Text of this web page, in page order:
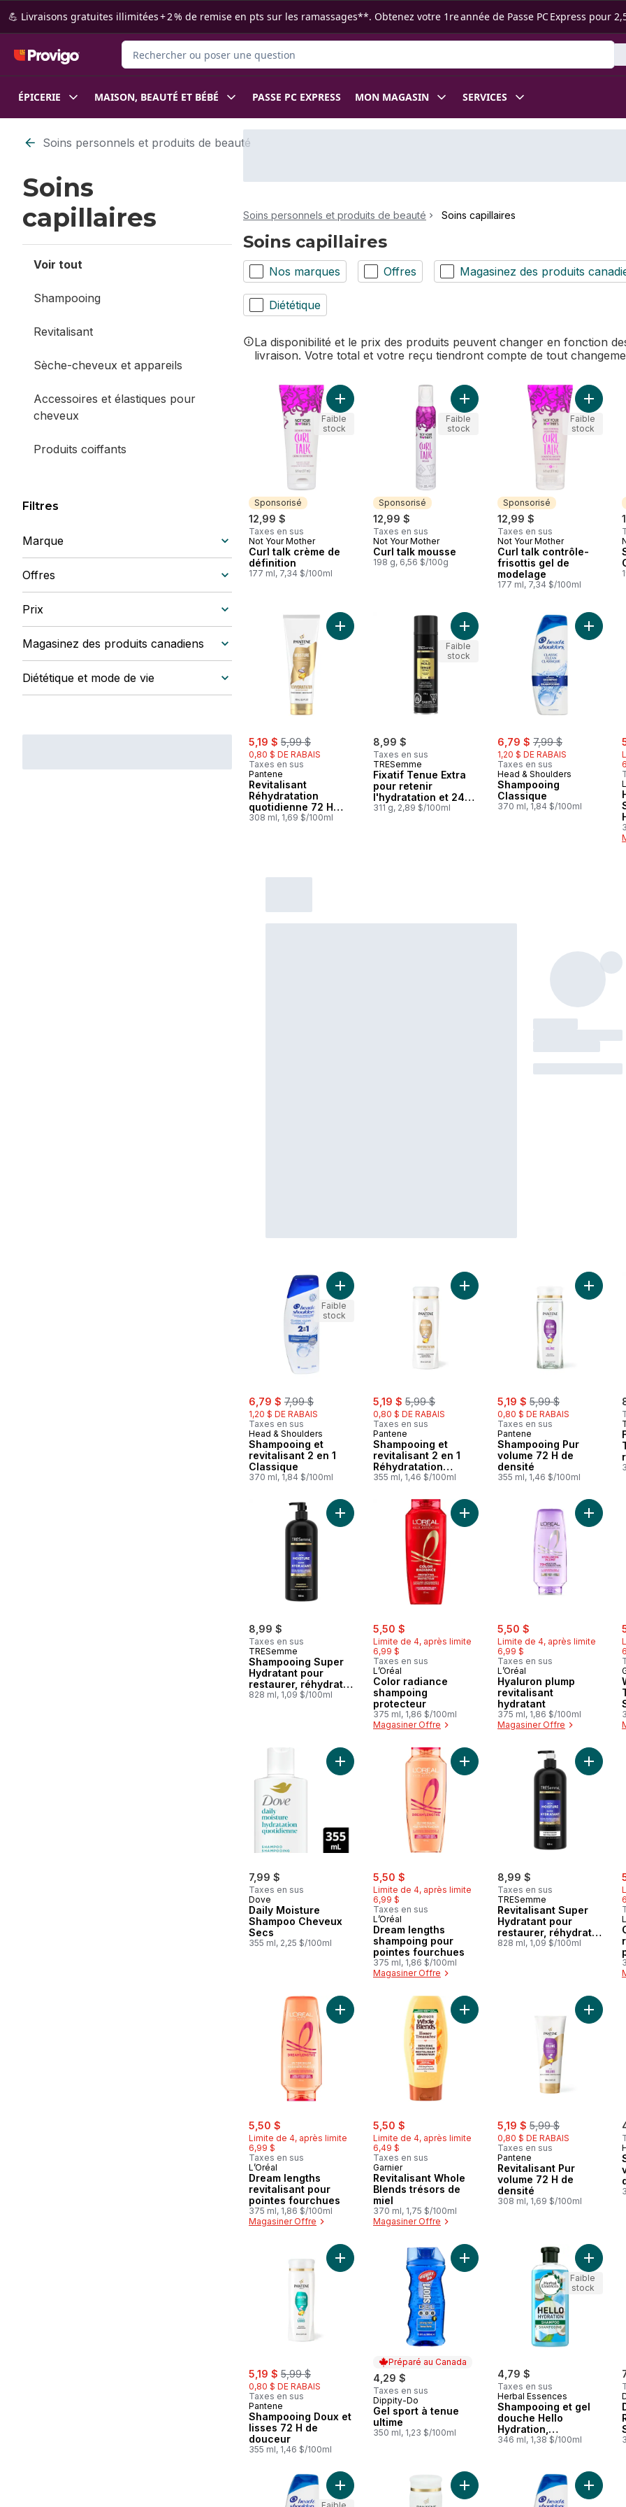
Passer au contenu principal
Passer au pied de page
💪 Livraisons gratuites illimitées + 2 % de remise en pts sur les ramassages**. Obtenez votre 1re année de Passe PC Express pour
Rechercher des produits
ÉPICERIE MAISON, BEAUTÉ ET BÉBÉ PASSE PC EXPRESS MON MAGASIN SERVICES
Passer au filtrage du contenu
Soins personnels et produits de beauté
Soins
capillaires
Voir tout
Shampooing
Revitalisant
Sèche-cheveux et appareils
Accessoires et élastiques pour
cheveux
Produits coiffants
Filtres
Marque
Offres
Prix
Magasinez des produits canadiens
Diététique et mode de vie
Soins personnels et produits de beauté Soins capillaires
Soins capillaires
Nos marques Offres Magasinez des produits
Diététique
La disponibilité et le prix des produits peuvent changer en fonction
livraison. Votre total et votre reçu tiendront compte de tout
Sponsorisé
12,99 $
Taxes en sus
Sponsorisé
Not Your Mother
Curl talk crème de
définition
177 ml, 7,34 $/100ml
Ajouter Curl talk crème de définition au panier
Faible
stock
Sponsorisé
12,99 $
Taxes en sus
Sponsorisé
Not Your Mother
Curl talk mousse
198 g, 6,56 $/100g
Ajouter Curl talk mousse au panier
Faible
stock
Sponsorisé
12,99 $
Taxes en sus
Sponsorisé
Not Your Mother
Curl talk contrôle-
frisottis gel de
modelage
177 ml, 7,34 $/100ml
Ajouter
Faible
stock
sale:
5,19 $ , formerly:
5,99 $
0,80 $ DE RABAIS
Taxes en sus
Pantene
Revitalisant
Réhydratation
quotidienne 72 H
d’hydratation
308 ml, 1,69 $/100ml
Ajouter Revitalisant Réhydratation quotidienne 72 H
8,99 $
Taxes en sus
TRESemme
Fixatif Tenue Extra
pour retenir
l'hydratation et 24
heures de contrôle
311 g, 2,89 $/100ml
Ajouter Fixatif Tenue Extra pour
Faible
stock
sale:
6,79 $ , formerly:
7,99 $
1,20 $ DE RABAIS
Taxes en sus
Head & Shoulders
Shampooing
Classique
370 ml, 1,84 $/100ml
Ajouter
sale:
6,79 $ , formerly:
7,99 $
1,20 $ DE RABAIS
Taxes en sus
Head & Shoulders
Shampooing et
revitalisant 2 en 1
Classique
370 ml, 1,84 $/100ml
Ajouter Shampooing et revitalisant 2 en 1 Classique au panier
Faible
stock
sale:
5,19 $ , formerly:
5,99 $
0,80 $ DE RABAIS
Taxes en sus
Pantene
Shampooing et
revitalisant 2 en 1
Réhydratation
quotidienne
355 ml, 1,46 $/100ml
Ajouter Shampooing et revitalisant
sale:
5,19 $ , formerly:
5,99 $
0,80 $ DE RABAIS
Taxes en sus
Pantene
Shampooing Pur
volume 72 H de
densité
355 ml, 1,46 $/100ml
Ajouter
8,99 $
Taxes en sus
TRESemme
Shampooing Super
Hydratant pour
restaurer, réhydrater
et démêler les
828 ml, 1,09 $/100ml
Ajouter Shampooing Super Hydratant pour restaurer,
sale:
5,50 $
Limite de 4, après limite
6,99 $
Taxes en sus
L’Oréal
Color radiance
shampoing
protecteur
375 ml, 1,86 $/100ml
Magasiner Offre
Ajouter Color radiance shampoing
sale:
5,50 $
Limite de 4, après limite
6,99 $
Taxes en sus
L’Oréal
Hyaluron plump
revitalisant
hydratant
375 ml, 1,86 $/100ml
Magasiner Offre
Ajouter
7,99 $
Taxes en sus
Dove
Daily Moisture
Shampoo Cheveux
Secs
355 ml, 2,25 $/100ml
Ajouter Daily Moisture Shampoo Cheveux Secs au panier
sale:
5,50 $
Limite de 4, après limite
6,99 $
Taxes en sus
L’Oréal
Dream lengths
shampoing pour
pointes fourchues
375 ml, 1,86 $/100ml
Magasiner Offre
Ajouter Dream lengths shampoing
8,99 $
Taxes en sus
TRESemme
Revitalisant Super
Hydratant pour
restaurer, réhydrater
et démêler les
828 ml, 1,09 $/100ml
Ajouter
sale:
5,50 $
Limite de 4, après limite
6,99 $
Taxes en sus
L’Oréal
Dream lengths
revitalisant pour
pointes fourchues
375 ml, 1,86 $/100ml
Magasiner Offre
Ajouter Dream lengths revitalisant pour pointes fourchues au
sale:
5,50 $
Limite de 4, après limite
6,49 $
Taxes en sus
Garnier
Revitalisant Whole
Blends trésors de
miel
370 ml, 1,75 $/100ml
Magasiner Offre
Ajouter Revitalisant Whole Blends
sale:
5,19 $ , formerly:
5,99 $
0,80 $ DE RABAIS
Taxes en sus
Pantene
Revitalisant Pur
volume 72 H de
densité
308 ml, 1,69 $/100ml
Ajouter
sale:
5,19 $ , formerly:
5,99 $
0,80 $ DE RABAIS
Taxes en sus
Pantene
Shampooing Doux et
lisses 72 H de
douceur
355 ml, 1,46 $/100ml
Ajouter Shampooing Doux et lisses 72 H de douceur au panier
Préparé au Canada
4,29 $
Taxes en sus
Préparé au Canada
Dippity-Do
Gel sport à tenue
ultime
350 ml, 1,23 $/100ml
Ajouter Gel sport à tenue ultime au
4,79 $
Taxes en sus
Herbal Essences
Shampooing et gel
douche Hello
Hydration,
hydratation en
346 ml, 1,38 $/100ml
Ajouter
Faible
stock
Ajouter Shampooing Pomme verte au panier
Ajouter Shampooing PRO-VAjouter